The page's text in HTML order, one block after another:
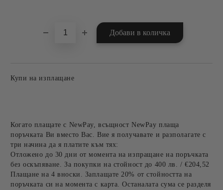
Купи на изплащане
Когато плащате с NewPay, всъщност NewPay плаща
поръчката Ви вместо Вас. Вие я получавате и разполагате с
три начина да я платите към тях:
Отложено до 30 дни от момента на изпращане на поръчката
без оскъпяване. За покупки на стойност до 400 лв. / €204,52
Плащане на 4 вноски. Заплащате 20% от стойността на
поръчката си на момента с карта. Останалата сума се разделя